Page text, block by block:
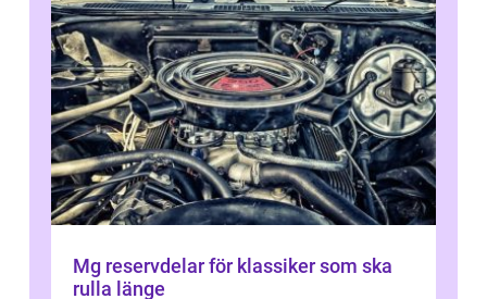
Mg reservdelar för klassiker som ska
rulla länge